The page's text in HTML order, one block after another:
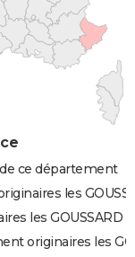
ce département
les
les GOUSSARD
originaires les